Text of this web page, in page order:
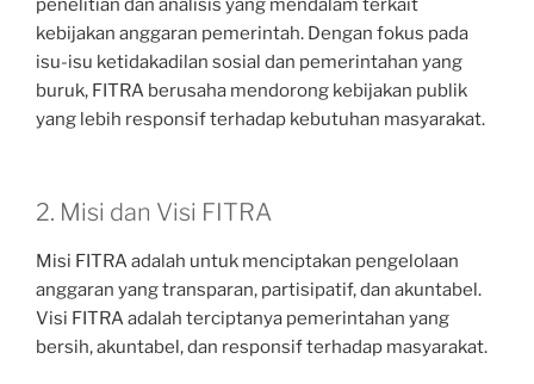
penelitian dan analisis yang mendalam terkait
kebijakan anggaran pemerintah. Dengan fokus pada
isu-isu ketidakadilan sosial dan pemerintahan yang
buruk, FITRA berusaha mendorong kebijakan publik
yang lebih responsif terhadap kebutuhan masyarakat.
2. Misi dan Visi FITRA
Misi FITRA adalah untuk menciptakan pengelolaan
anggaran yang transparan, partisipatif, dan akuntabel.
Visi FITRA adalah terciptanya pemerintahan yang
bersih, akuntabel, dan responsif terhadap masyarakat.